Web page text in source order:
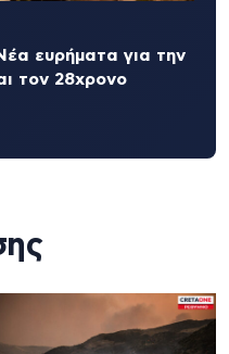
ευρήματα για την
τον 28χρονο